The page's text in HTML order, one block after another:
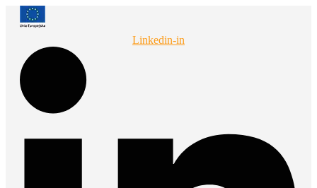
Przejdź
Linkedin-in